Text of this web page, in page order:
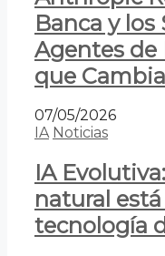
Banca y los
Agentes de
que
07/05/2026
IA Noticias
IA
natural
tecnología